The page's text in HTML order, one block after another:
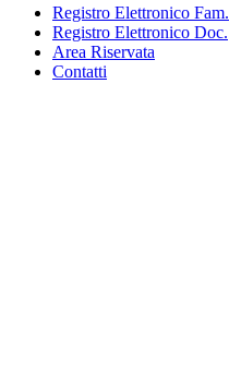
Registro Elettronico Fam.
Registro Elettronico Doc.
Area Riservata
Contatti